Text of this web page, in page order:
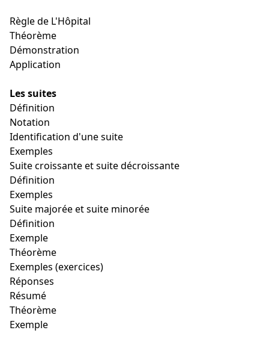
Règle de L'Hôpital
Théorème
Démonstration
Application
Les suites
Définition
Notation
Identification d'une suite
Exemples
Suite croissante et suite décroissante
Définition
Exemples
Suite majorée et suite minorée
Définition
Exemple
Théorème
Exemples (exercices)
Réponses
Résumé
Théorème
Exemple